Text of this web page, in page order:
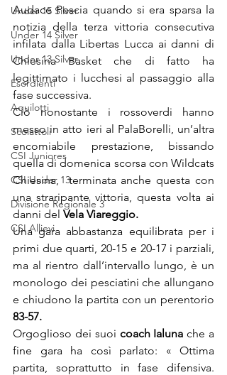
Under 15 Silver
Under 14 Silver
Under 13 Silver
Esordienti
Aquilotti
Scoiattoli
CSI Juniores
CSI Under 13
Divisione Regionale 3
CSI Allievi
Audace Pescia quando si era sparsa la
notizia della terza vittoria consecutiva
infilata dalla Libertas Lucca ai danni di
Chiesina Basket che di fatto ha
legittimato i lucchesi al passaggio alla
fase successiva.
Ciò nonostante i rossoverdi hanno
messo in atto ieri al PalaBorelli, un’altra
encomiabile prestazione, bissando
quella di domenica scorsa con Wildcats
Chiesina,  terminata anche questa con
una straripante vittoria, questa volta ai
danni del Vela Viareggio.
Una gara abbastanza equilibrata per i
primi due quarti, 20-15 e 20-17 i parziali,
ma al rientro dall’intervallo lungo, è un
monologo dei pesciatini che allungano
83-57.
Orgoglioso dei suoi coach Ialuna che a
fine gara ha così parlato: « Ottima
partita, soprattutto in fase difensiva.